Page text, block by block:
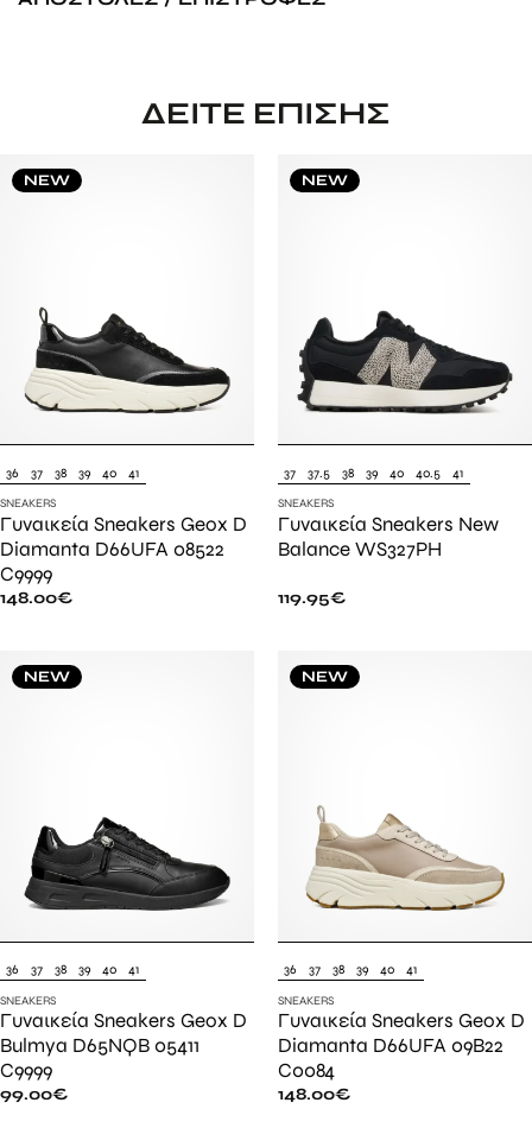
ΔΕΊΤΕ ΕΠΊΣΗΣ
NEW
36 37 38 39 40 41
SNEAKERS
Γυναικεία Sneakers Geox D
Diamanta D66UFA 08522
C9999
148.00€
NEW
37 37.5 38 39 40 40.5 41
SNEAKERS
Γυναικεία Sneakers New
Balance WS327PH
119.95€
NEW
36 37 38 39 40 41
SNEAKERS
Γυναικεία Sneakers Geox D
Bulmya D65NQB 05411
C9999
99.00€
NEW
36 37 38 39 40 41
SNEAKERS
Γυναικεία Sneakers Geox D
Diamanta D66UFA 09B22
C0084
148.00€